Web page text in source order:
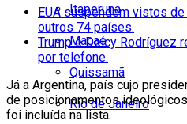
Itaperuna
Macaé
Quissamã
Rio de Janeiro
EUA suspendem vistos
outros 74 países.
Trump e Delcy Rodríguez
por telefone.
Já a Argentina, país cujo
de posicionamentos
foi incluída na lista.